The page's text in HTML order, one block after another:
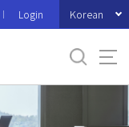
Login Korean